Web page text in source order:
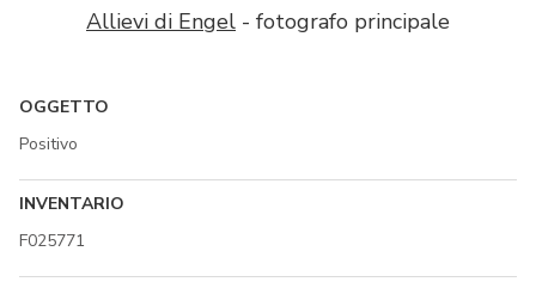
Allievi di Engel - fotografo principale
OGGETTO
Positivo
INVENTARIO
F025771